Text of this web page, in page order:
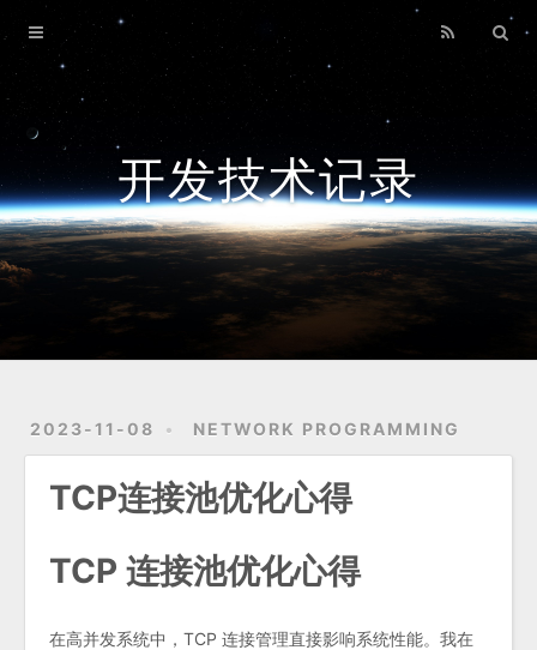
开发技术记录
2023-11-08 NETWORK PROGRAMMING
TCP连接池优化心得
TCP 连接池优化心得
在高并发系统中，TCP 连接管理直接影响系统性能。我在
Home